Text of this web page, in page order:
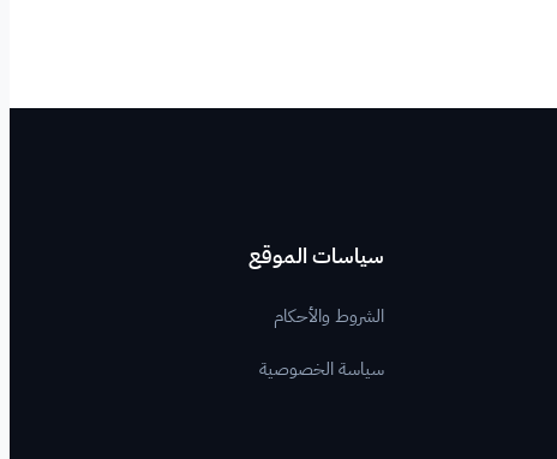
سياسات الموقع
الشروط والأحكام
سياسة الخصوصية